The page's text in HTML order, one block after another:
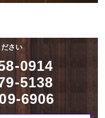
さい
0914
5138
6906